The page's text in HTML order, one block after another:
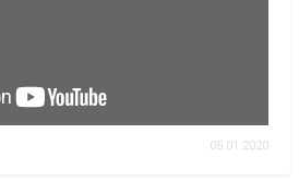
05.01.2020